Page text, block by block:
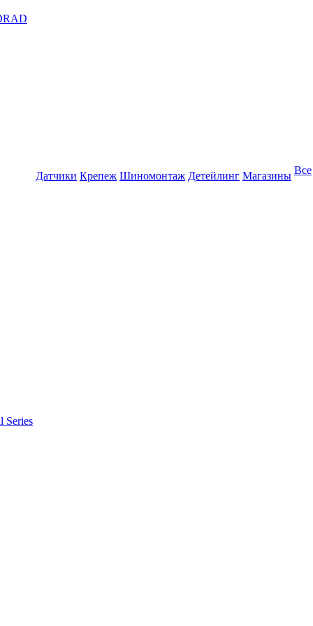
Series
Датчики Крепеж Шиномонтаж Детейлинг Магазины Все